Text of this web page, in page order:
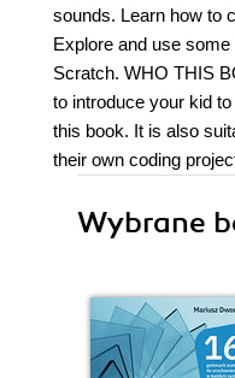
sounds. Learn how to
Explore and use
Scratch. WHO THIS
to introduce your kid
this book. It is also
their own coding
Wybrane